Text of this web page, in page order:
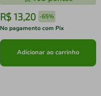
R$ 13,20 -65%
No pagamento com Pix
Adicionar ao carrinho